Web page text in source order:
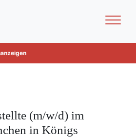
(m/w/d) im
in Königs